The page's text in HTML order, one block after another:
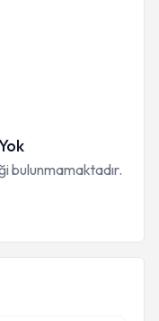
bulunmamaktadır.